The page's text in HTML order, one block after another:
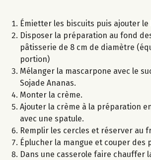
Émietter les biscuits puis ajouter
Disposer la préparation au fond
pâtisserie de 8 cm de diamètre
portion)
Mélanger la mascarpone avec le
Sojade Ananas.
Monter la crème.
Ajouter la crème à la préparation
avec une spatule.
Remplir les cercles et réserver au
Éplucher la mangue et couper des
Dans une casserole faire chauffer